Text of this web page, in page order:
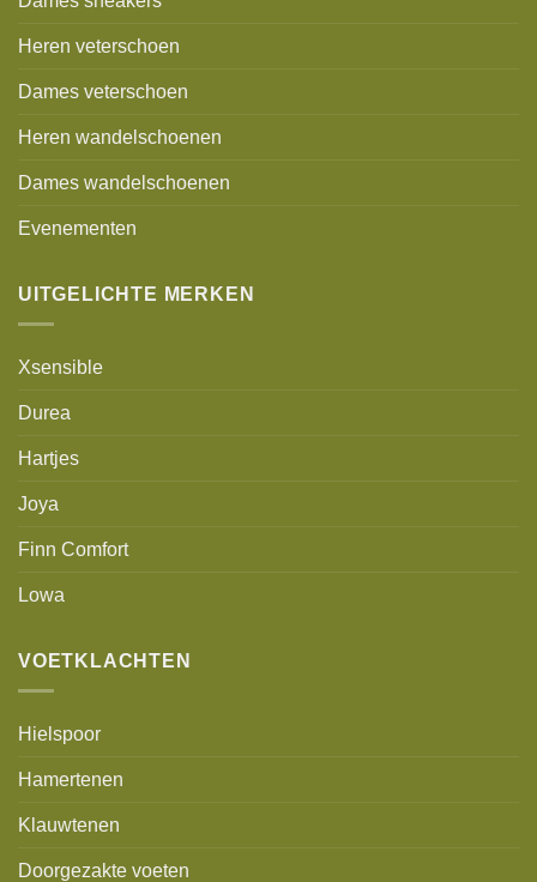
Heren veterschoen
Dames veterschoen
Heren wandelschoenen
Dames wandelschoenen
Evenementen
UITGELICHTE MERKEN
Xsensible
Durea
Hartjes
Joya
Finn Comfort
Lowa
VOETKLACHTEN
Hielspoor
Hamertenen
Klauwtenen
Doorgezakte voeten